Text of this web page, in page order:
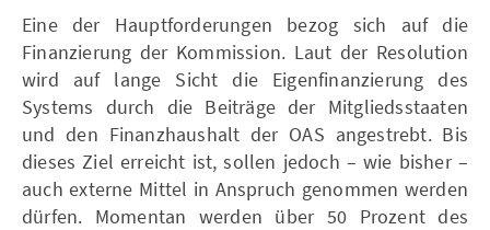
Eine der Hauptforderungen bezog sich auf die
Finanzierung der Kommission. Laut der Resolution
wird auf lange Sicht die Eigenfinanzierung des
Systems durch die Beiträge der Mitgliedsstaaten
und den Finanzhaushalt der OAS angestrebt. Bis
dieses Ziel erreicht ist, sollen jedoch – wie bisher –
auch externe Mittel in Anspruch genommen werden
dürfen. Momentan werden über 50 Prozent des